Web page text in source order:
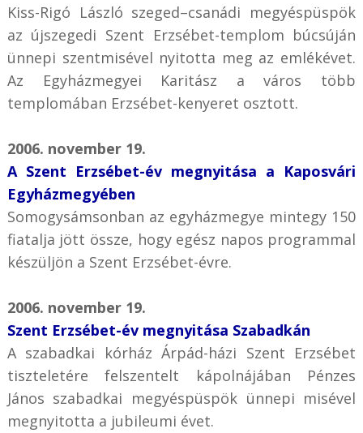
Kiss-Rigó László szeged–csanádi megyéspüspök
az újszegedi Szent Erzsébet-templom búcsúján
ünnepi szentmisével nyitotta meg az emlékévet.
Az Egyházmegyei Karitász a város több
templomában Erzsébet-kenyeret osztott.
2006. november 19.
A Szent Erzsébet-év megnyitása a Kaposvári
Egyházmegyében
Somogysámsonban az egyházmegye mintegy 150
fiatalja jött össze, hogy egész napos programmal
készüljön a Szent Erzsébet-évre.
2006. november 19.
Szent Erzsébet-év megnyitása Szabadkán
A szabadkai kórház Árpád-házi Szent Erzsébet
tiszteletére felszentelt kápolnájában Pénzes
János szabadkai megyéspüspök ünnepi misével
megnyitotta a jubileumi évet.